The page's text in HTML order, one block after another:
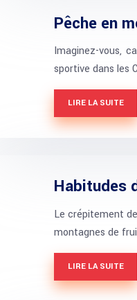
Pêche en
Imaginez-vous,
sportive dans les
LIRE LA SUITE
Habitudes
Le crépitement
montagnes de
LIRE LA SUITE